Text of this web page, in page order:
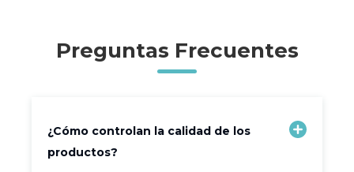
Preguntas Frecuentes
¿Cómo controlan la calidad de los
productos?